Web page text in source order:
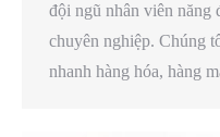
đội ngũ nhân viên năng
chuyên nghiệp. Chúng
nhanh hàng hóa, hàng